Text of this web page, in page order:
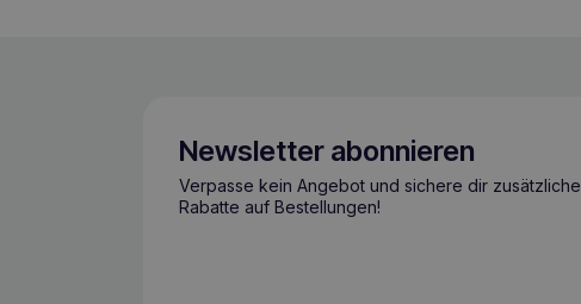
Newsletter abonnieren
Verpasse kein Angebot und sichere dir zusätzliche
Rabatte auf Bestellungen!